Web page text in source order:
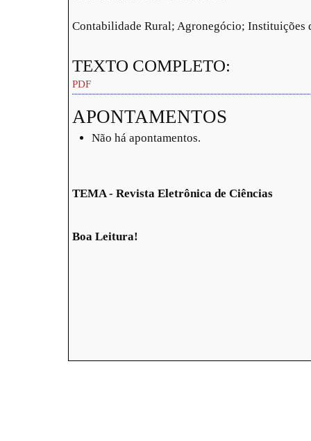
Contabilidade Rural; Agronegócio; Instituições
TEXTO COMPLETO:
PDF
APONTAMENTOS
Não há apontamentos.
TEMA - Revista Eletrônica de Ciências
Boa Leitura!